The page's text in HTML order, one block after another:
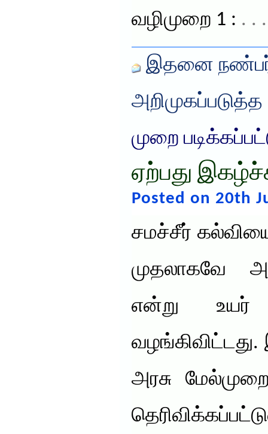
வழிமுறை 1 : . .
இதனை
அறிமுகப்படுத்த
முறை
ஏற்பது
Posted on 20th
சமச்சீர்
முதலாகவே
என்று உயர்
அரசு